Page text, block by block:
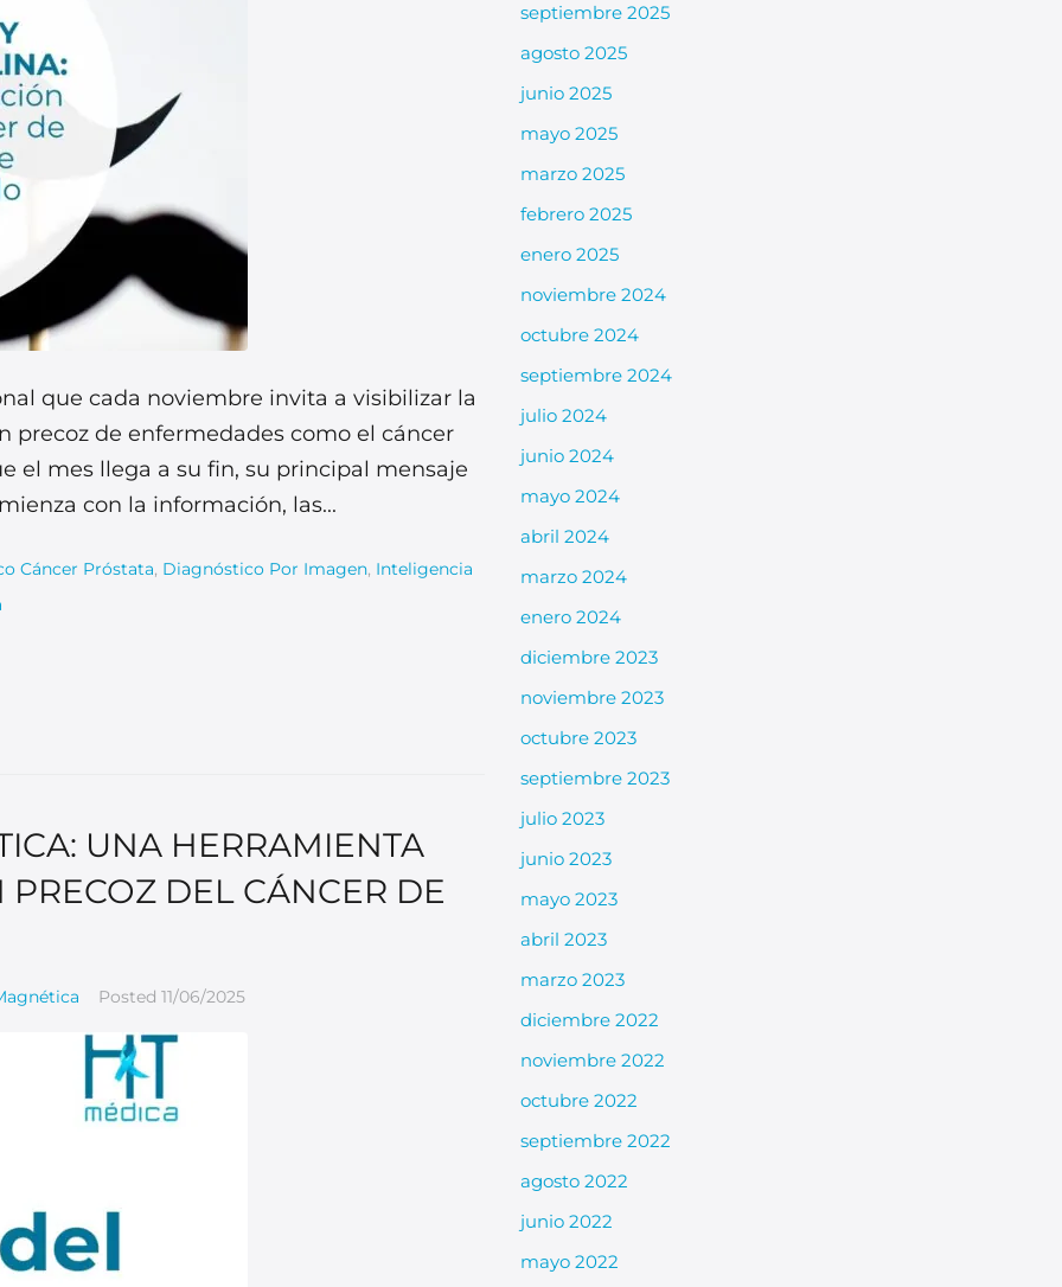
que cada noviembre invita a visibilizar la
precoz de enfermedades como el cáncer
el mes llega a su fin, su principal mensaje
con la información, las...
Cáncer Próstata, Diagnóstico Por Imagen, Inteligencia
UNA HERRAMIENTA
DEL CÁNCER DE
Posted 11/06/2025
septiembre 2025
agosto 2025
junio 2025
mayo 2025
marzo 2025
febrero 2025
enero 2025
noviembre 2024
octubre 2024
septiembre 2024
julio 2024
junio 2024
mayo 2024
abril 2024
marzo 2024
enero 2024
diciembre 2023
noviembre 2023
octubre 2023
septiembre 2023
julio 2023
junio 2023
mayo 2023
abril 2023
marzo 2023
diciembre 2022
noviembre 2022
octubre 2022
septiembre 2022
agosto 2022
junio 2022
mayo 2022